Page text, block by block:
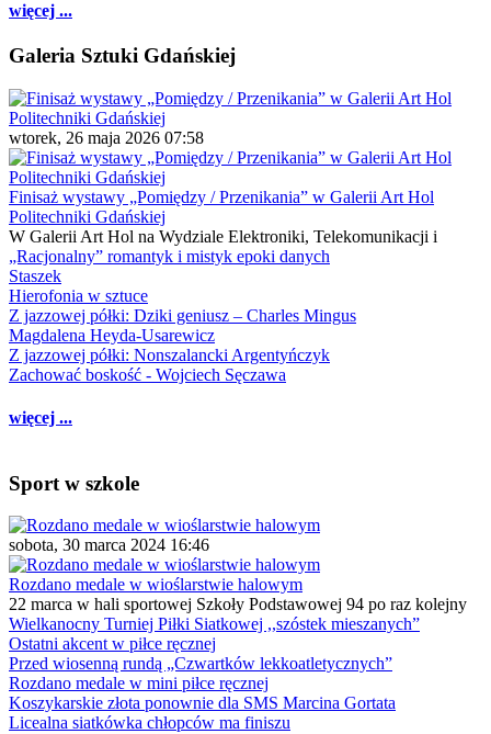
więcej ...
Galeria Sztuki Gdańskiej
wtorek, 26 maja 2026 07:58
Finisaż wystawy „Pomiędzy / Przenikania” w Galerii Art Hol
Politechniki Gdańskiej
W Galerii Art Hol na Wydziale Elektroniki, Telekomunikacji i
„Racjonalny” romantyk i mistyk epoki danych
Staszek
Hierofonia w sztuce
Z jazzowej półki: Dziki geniusz – Charles Mingus
Magdalena Heyda-Usarewicz
Z jazzowej półki: Nonszalancki Argentyńczyk
Zachować boskość - Wojciech Sęczawa
więcej ...
Sport w szkole
sobota, 30 marca 2024 16:46
Rozdano medale w wioślarstwie halowym
22 marca w hali sportowej Szkoły Podstawowej 94 po raz kolejny
Wielkanocny Turniej Piłki Siatkowej ,,szóstek mieszanych”
Ostatni akcent w piłce ręcznej
Przed wiosenną rundą „Czwartków lekkoatletycznych”
Rozdano medale w mini piłce ręcznej
Koszykarskie złota ponownie dla SMS Marcina Gortata
Licealna siatkówka chłopców ma finiszu